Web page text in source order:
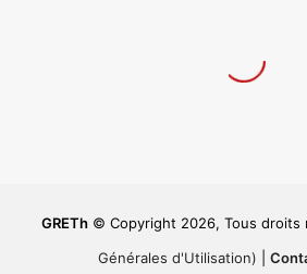
GRETh© Copyright 2026, Tous droits
Générales d'Utilisation)